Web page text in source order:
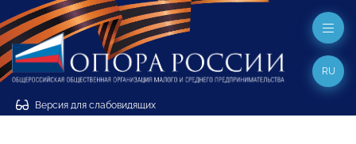
Версия для слабовидящих
RU